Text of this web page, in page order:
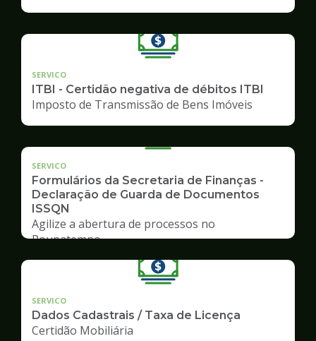
SERVICO
ITBI - Certidão negativa de débitos ITBI
Imposto de Transmissão de Bens Imóveis
SERVICO
Formulários da Secretaria de Finanças -
Declaração de Guarda de Documentos
ISSQN
Agilize a abertura de processos no
Poupatempo
SERVICO
Dados Cadastrais / Taxa de Licença
Certidão Mobiliária